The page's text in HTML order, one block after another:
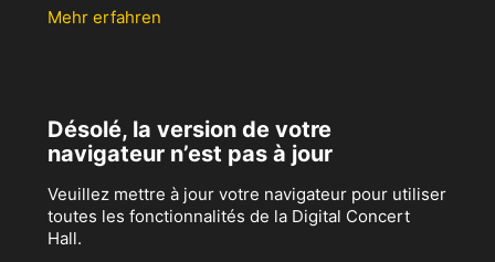
Mehr erfahren
Désolé, la version de votre
navigateur n’est pas à jour
Veuillez mettre à jour votre navigateur pour utiliser
toutes les fonctionnalités de la Digital Concert
Hall.